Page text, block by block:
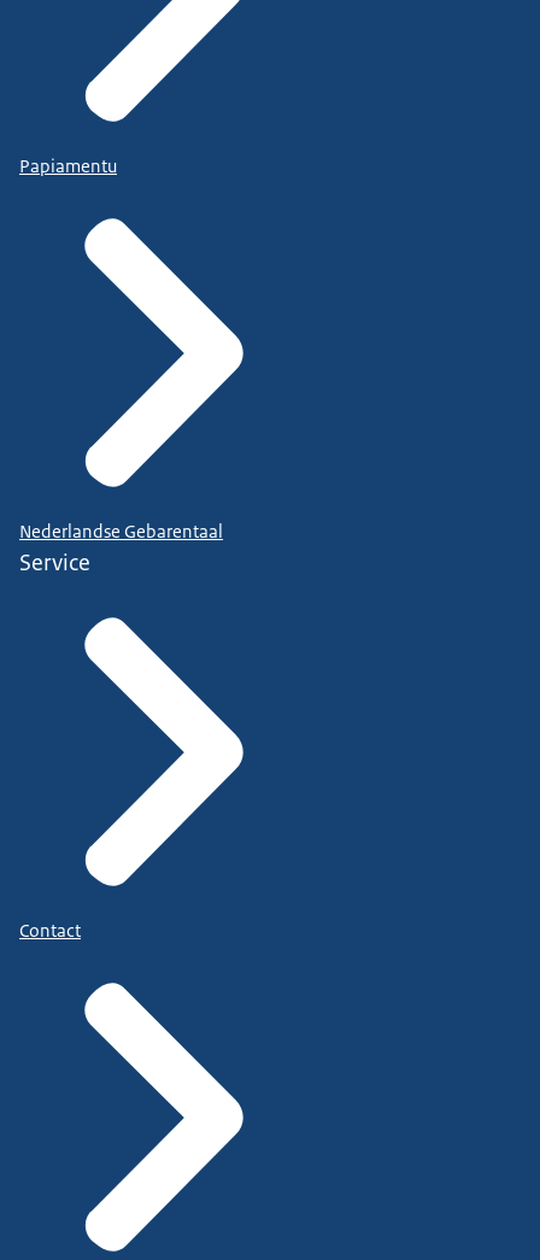
Papiamentu
Nederlandse Gebarentaal
Service
Contact